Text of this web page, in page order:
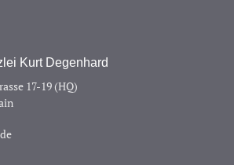
Kurt Degenhard
17-19 (HQ)